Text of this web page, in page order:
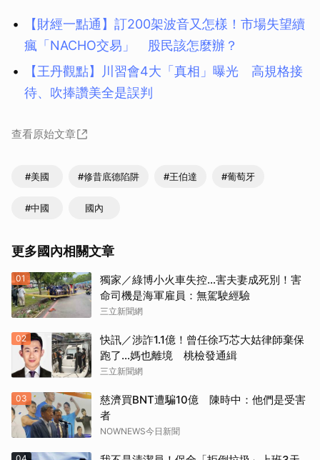
【財經一點通】訂200架波音又怎樣！市場失望續
瘋「NACHO交易」 股民該怎麼辦？
【王丹觀點】川習會4大「真相」曝光 高規格接
待、吹捧讚美全是誤判
查看原始文章
#美國 #修昔底德陷阱 #王伯達 #葡萄牙
#中國 國內
更多國內相關文章
01
獨家／綠博小火車失控…害夫妻成死別！害
命司機是海軍雇員：無駕駛經驗
三立新聞網
02
快訊／涉詐1.1億！曾任徐巧芯大姑律師棄保
跑了…媽也離境 桃檢發通緝
三立新聞網
03
慈濟買BNT遭騙10億 陳時中：他們是受害
者
NOWNEWS今日新聞